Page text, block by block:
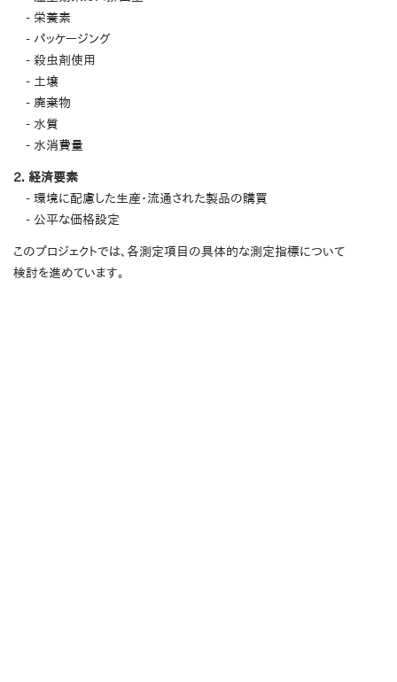
- 栄養素
- パッケージング
- 殺虫剤使用
- 土壌
- 廃棄物
- 水質
- 水消費量
2. 経済要素
- 環境に配慮した生産・流通された製品の購買
- 公平な価格設定
このプロジェクトでは、各測定項目の具体的な測定指標について
検討を進めています。